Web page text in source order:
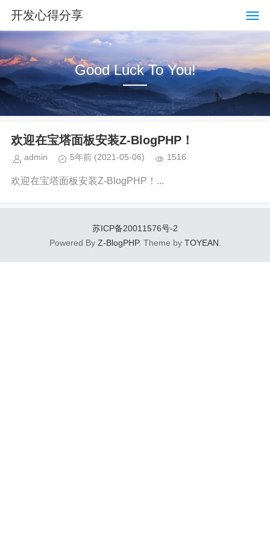
开发心得分享
Good Luck To You!
欢迎在宝塔面板安装Z-BlogPHP！
admin 5年前 (2021-05-06) 1516
欢迎在宝塔面板安装Z-BlogPHP！...
苏ICP备20011576号-2
Powered By Z-BlogPHP. Theme by TOYEAN